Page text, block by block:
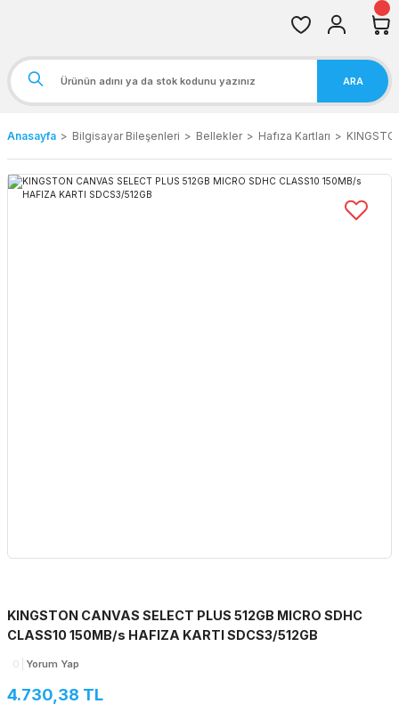
ARA
Anasayfa Bilgisayar Bileşenleri Bellekler Hafıza Kartları
KINGSTON CANVAS SELECT PLUS 512GB MICRO SDHC
CLASS10 150MB/s HAFIZA KARTI SDCS3/512GB
0 Yorum Yap
4.730,38 TL